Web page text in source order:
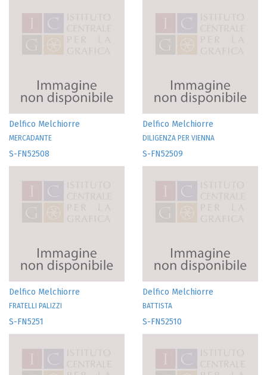
Delfico Melchiorre
MERCADANTE
Delfico Melchiorre
DILIGENZA PER VIENNA
S-FN52508
Delfico Melchiorre
FRATELLI PALIZZI
S-FN52509
Delfico Melchiorre
BATTISTA
S-FN5251 S-FN52510